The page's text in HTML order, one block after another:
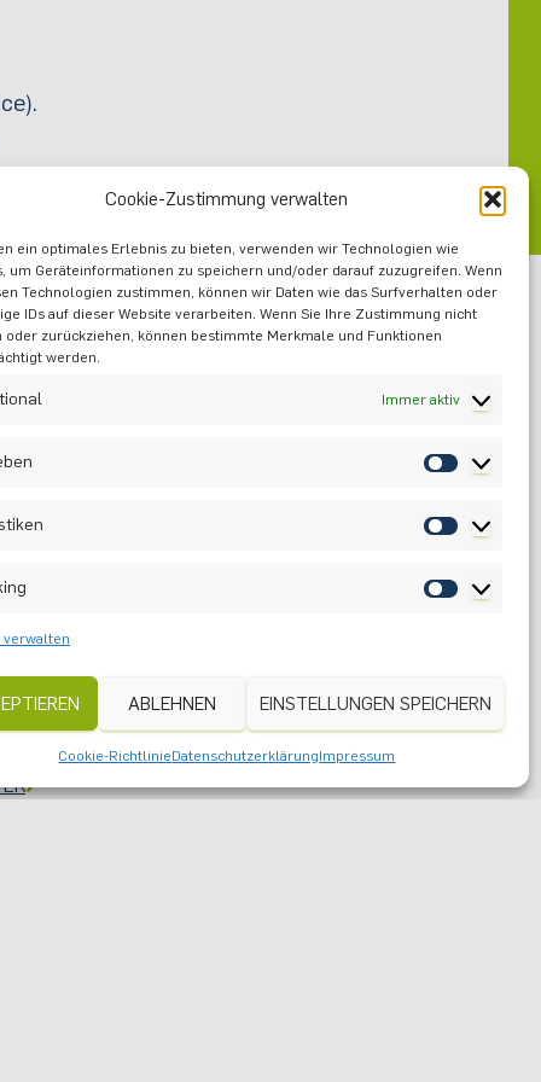
Cookie-Zustimmung verwalten
ein optimales Erlebnis zu bieten, verwenden wir Technologien wie
um Geräteinformationen zu speichern und/oder darauf zuzugreifen. Wenn
Technologien zustimmen, können wir Daten wie das Surfverhalten oder
IDs auf dieser Website verarbeiten. Wenn Sie Ihre Zustimmung nicht
oder zurückziehen, können bestimmte Merkmale und Funktionen
werden.
Immer aktiv
verwalten
ABLEHNEN EINSTELLUNGEN SPEICHERN
Cookie-RichtlinieDatenschutzerklärungImpressum